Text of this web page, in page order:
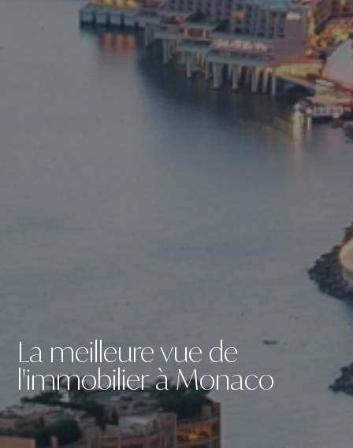
La meilleure vue de
l'immobilier à Monaco